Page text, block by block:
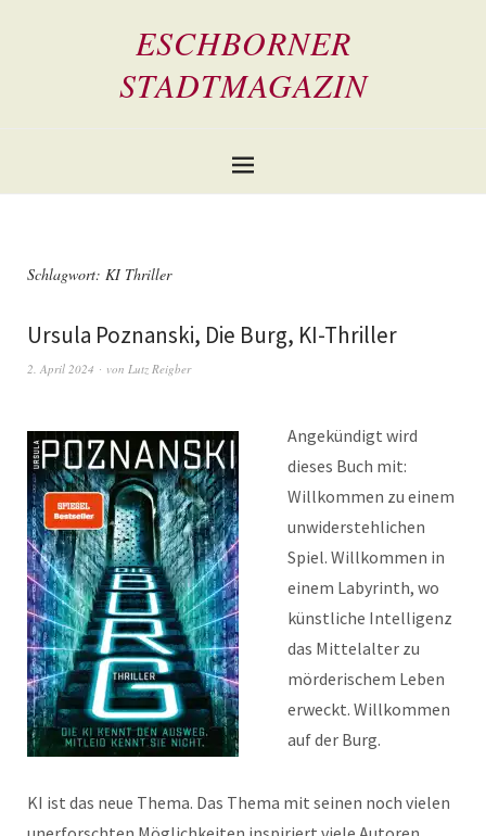
ESCHBORNER
STADTMAGAZIN
Schlagwort: KI Thriller
Ursula Poznanski, Die Burg, KI-Thriller
2. April 2024 von Lutz Reigber
Angekündigt wird
dieses Buch mit:
Willkommen zu einem
unwiderstehlichen
Spiel. Willkommen in
einem Labyrinth, wo
künstliche Intelligenz
das Mittelalter zu
mörderischem Leben
erweckt. Willkommen
auf der Burg.
KI ist das neue Thema. Das Thema mit seinen noch vielen